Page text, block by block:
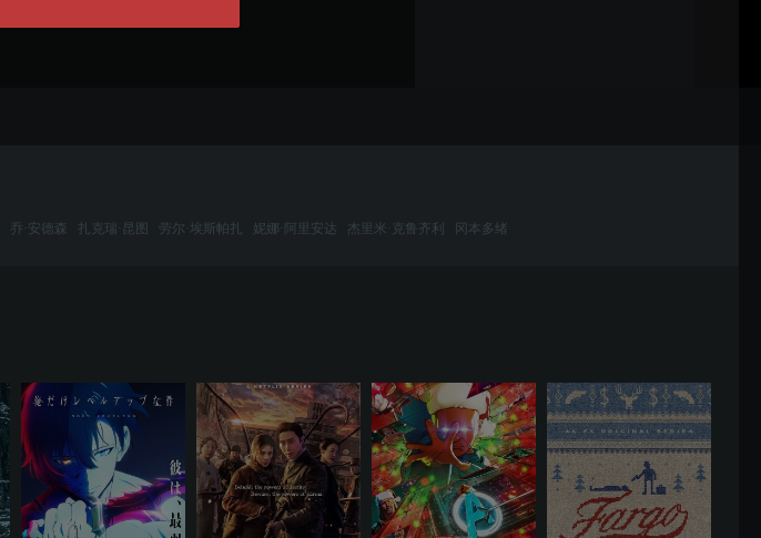
乔·安德森 扎克瑞·昆图 劳尔·埃斯帕扎 妮娜·阿里安达 杰里米·克鲁齐利 冈本多绪